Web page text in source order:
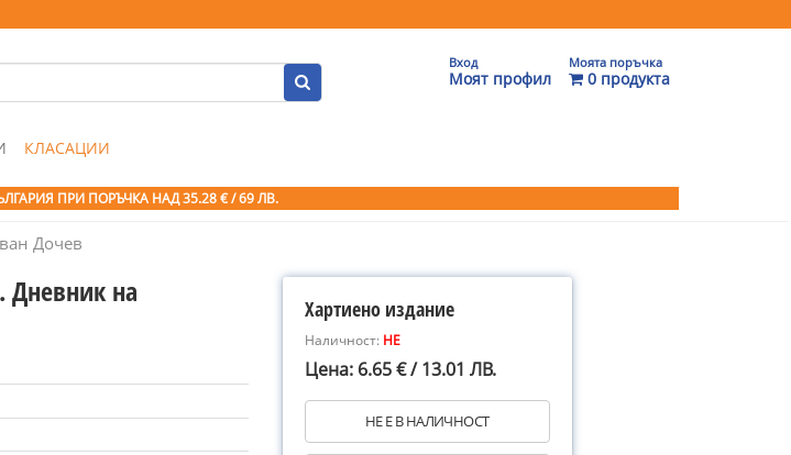
Вход
Моят профил
Моята поръчка
0 продукта
КЛАСАЦИИ
ПРИ ПОРЪЧКА НАД 35.28 € / 69 ЛВ.
Дочев
Дневник на Хартиено издание
Наличност: НЕ
Цена: 6.65 € / 13.01 ЛВ.
НЕ Е В НАЛИЧНОСТ